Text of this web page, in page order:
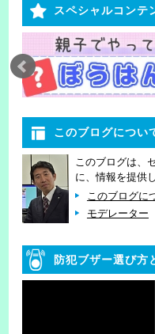
スペシャルコンテ
このブログについ
このブログは、
に、情報を提供
このブログに
モデレーター
防犯ブザー選び方